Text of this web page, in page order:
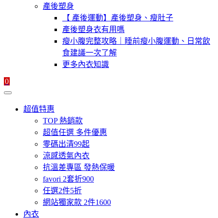
產後塑身
【 產後運動】產後塑身、瘦肚子
產後塑身衣有用嗎
瘦小腹完整攻略｜睡前瘦小腹運動、日常飲
食建議一次了解
更多內衣知識
0
超值特惠
TOP 熱銷款
超值任選 多件優惠
零碼出清99起
涼感透氣內衣
抗溫差專區 發熱保暖
favori 2套折900
任選2件5折
網站獨家款 2件1600
內衣